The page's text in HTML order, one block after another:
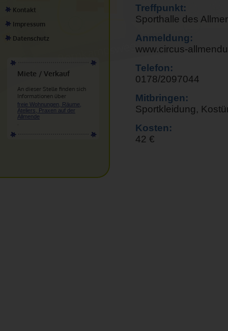
Kontakt
Impressum
Datenschutz
Miete / Verkauf
An dieser Stelle finden sich
Informationen über
freie Wohnungen, Räume,
Ateliers, Praxen auf der
Allmende
.
Treffpunkt:
Sporthalle des
Anmeldung:
www.circus-
Telefon:
0178/2097044
Mitbringen:
Sportkleidung,
Kosten:
42 €